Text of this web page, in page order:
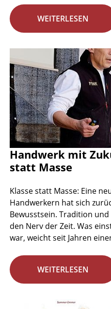
WEITERLESEN
Handwerk mit
statt Masse
Klasse statt Masse: Eine
Handwerkern hat sich
Bewusstsein. Tradition
den Nerv der Zeit. Was
war, weicht seit Jahren
WEITERLESEN